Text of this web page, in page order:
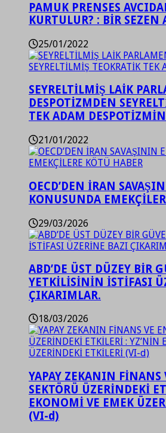
PAMUK PRENSES
KURTULUR? : BİR SEZEN
25/01/2022
SEYRELTİLMİŞ LAİK
DESPOTİZMDEN
TEK ADAM
21/01/2022
OECD’DEN İRAN
KONUSUNDA
29/03/2026
ABD’DE ÜST DÜZEY BİR
YETKİLİSİNİN İSTİFASI
ÇIKARIMLAR.
18/03/2026
YAPAY ZEKANIN FİNANS
SEKTÖRÜ ÜZERİNDEKİ
EKONOMİ VE EMEK
(VI-d)